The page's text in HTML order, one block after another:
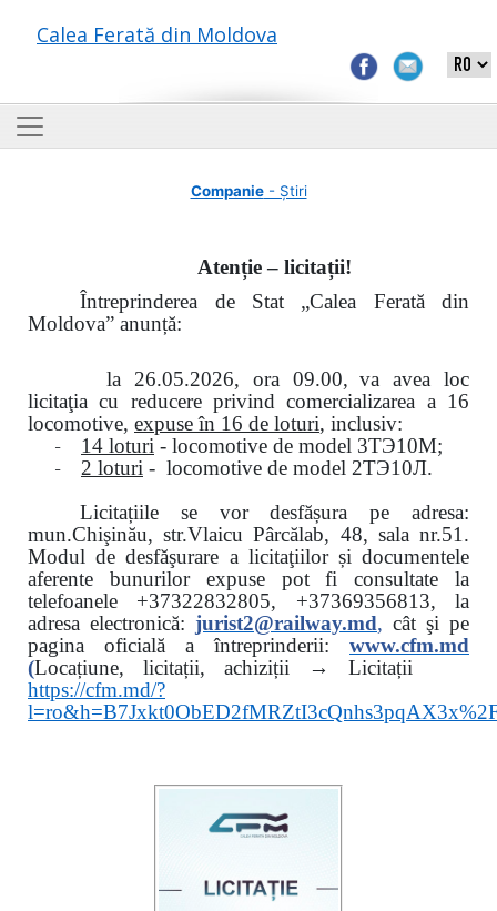
Calea Ferată din Moldova
Companie- Știri
Atenție – licitații!
Întreprinderea de Stat „Calea Ferată din
Moldova” anunță:
la 26.05.2026, ora 09.00, va avea loc
licitaţia cu reducere privind comercializarea a 16
locomotive, expuse în 16 de loturi, inclusiv:
- 14 loturi - locomotive de model 3ТЭ10М;
- 2 loturi - locomotive de model 2ТЭ10Л.
Licitațiile se vor desfășura pe adresa:
mun.Chişinău, str.Vlaicu Pârcălab, 48, sala nr.51.
Modul de desfăşurare a licitaţiilor și documentele
aferente bunurilor expuse pot fi consultate la
telefoanele +37322832805, +37369356813, la
adresa electronică: jurist2@railway.md, cât şi pe
pagina oficială a întreprinderii:
www.cfm.md
(Locațiune, licitații, achiziții → Licitații
https://cfm.md/?